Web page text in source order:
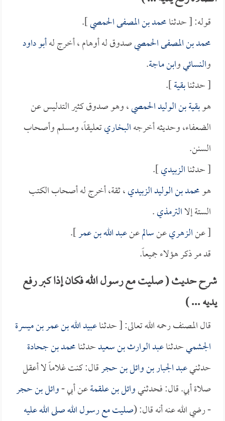
قوله: [ حدثنامحمد بن المصفى الحمصي].
محمد بن المصفى الحمصيصدوق له أوهام ، أخرج لهأبو داود
والنسائيوابن ماجة.
[ حدثنابقية].
هوبقية بن الوليد الحمصي، وهو صدوق كثير التدليس عن
الضعفاء، وحديثه أخرجهالبخاريتعليقاً، ومسلم وأصحاب
السنن.
[ حدثناالزبيدي].
هومحمد بن الوليد الزبيدي، ثقة، أخرج له أصحاب الكتب
الستة إلاالترمذي.
[ عنالزهريعنسالمعنعبد الله بن عمر].
قد مر ذكر هؤلاء جميعاً.
شرح حديث ( صليت مع رسول الله فكان إذا كبر رفع
يديه ... )
قال المصنف رحمه الله تعالى: [ حدثناعبيد الله بن عمر بن ميسرة
الجشميحدثناعبد الوارث بن سعيدحدثنامحمد بن جحادة
حدثنيعبد الجبار بن وائل بن حجرقال: كنت غلاماً لا أعقل
صلاة أبي. قال: فحدثنيوائل بن علقمةعن أبي -وائل بن حجر
- رضي الله عنه أنه قال: (صليت مع رسول الله صلى الله عليه